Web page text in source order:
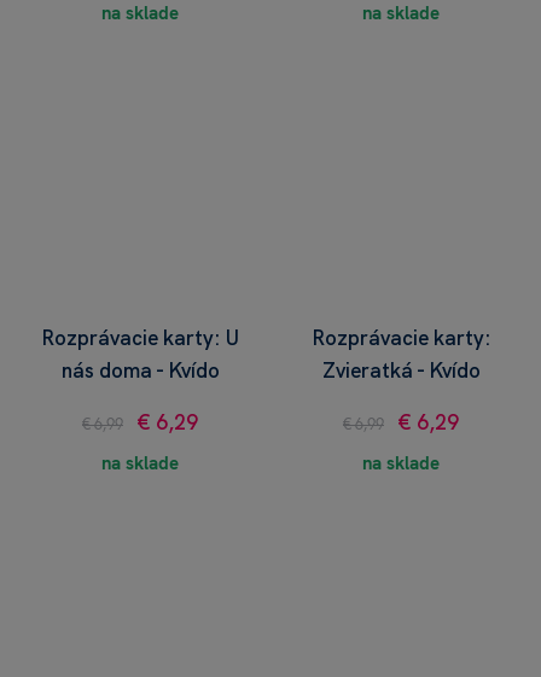
na sklade na sklade
Rozprávacie karty: U
nás doma - Kvído
€ 6,99 € 6,29
na sklade
Rozprávacie karty:
Zvieratká - Kvído
€ 6,99 € 6,29
na sklade